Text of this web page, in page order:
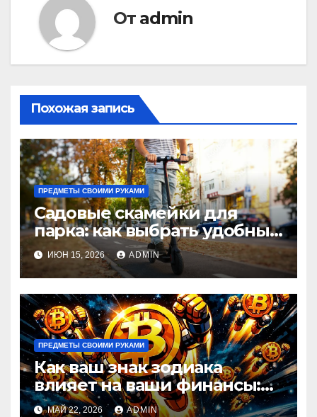
От admin
Похожая запись
ПРЕДМЕТЫ СВОИМИ РУКАМИ
Садовые скамейки для
парка: как выбрать удобные
и долговечные модели
Madmetal.ru
ИЮН 15, 2026 ADMIN
ПРЕДМЕТЫ СВОИМИ РУКАМИ
Как ваш знак зодиака
влияет на ваши финансы:
астрологический прогноз
МАЙ 22, 2026 ADMIN